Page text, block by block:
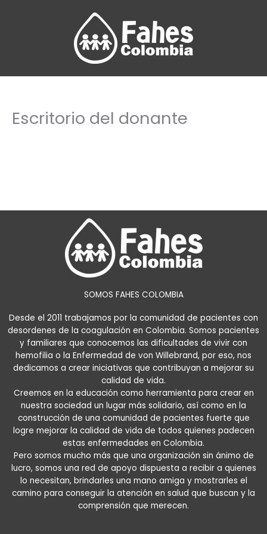
Escritorio del donante
SOMOS FAHES COLOMBIA
Desde el 2011 trabajamos por la comunidad de pacientes con
desordenes de la coagulación en Colombia. Somos pacientes
y familiares que conocemos las dificultades de vivir con
hemofilia o la Enfermedad de von Willebrand, por eso, nos
dedicamos a crear iniciativas que contribuyan a mejorar su
calidad de vida.
Creemos en la educación como herramienta para crear en
nuestra sociedad un lugar más solidario, así como en la
construcción de una comunidad de pacientes fuerte que
logre mejorar la calidad de vida de todos quienes padecen
estas enfermedades en Colombia.
Pero somos mucho más que una organización sin ánimo de
lucro, somos una red de apoyo dispuesta a recibir a quienes
lo necesitan, brindarles una mano amiga y mostrarles el
camino para conseguir la atención en salud que buscan y la
comprensión que merecen.